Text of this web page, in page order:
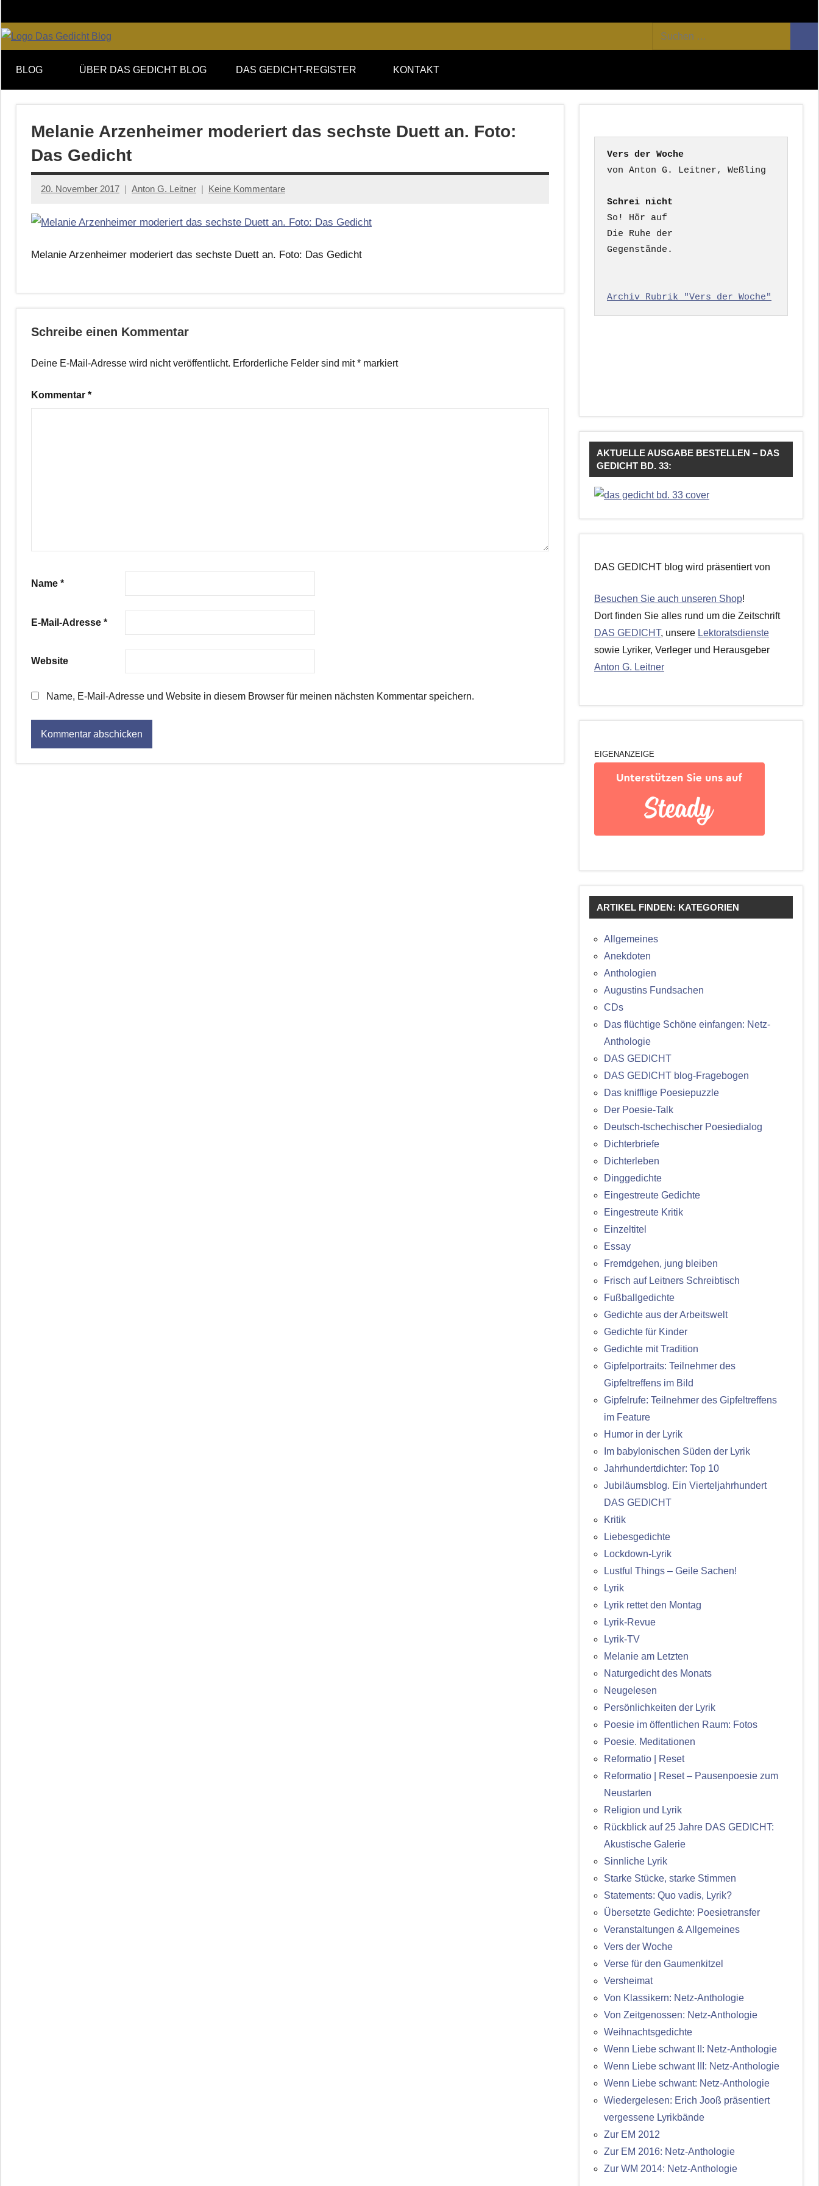
Inhalt
springen
DAS
GEDICHT
blog
von
DAS
GEDICHT.
Zeitschrift
für
Lyrik,
Essay
und
Suchen
nach:
BLOG ÜBER DAS GEDICHT BLOG DAS GEDICHT-REGISTER KONTAKT
Melanie Arzenheimer moderiert das sechste Duett an. Foto:
Das Gedicht
20. November 2017 Anton G. Leitner Keine Kommentare
Melanie Arzenheimer moderiert das sechste Duett an. Foto: Das Gedicht
Schreibe einen Kommentar
Deine E-Mail-Adresse wird nicht veröffentlicht. Erforderliche Felder sind mit* markiert
Kommentar *
Name *
E-Mail-Adresse *
Website
Name, E-Mail-Adresse und Website in diesem Browser für meinen nächsten Kommentar speichern.
Vers der Woche
Schrei nicht
So! Hör auf
Die Ruhe der
Gegenstände.
Archiv Rubrik "Vers der Woche"
AKTUELLE AUSGABE BESTELLEN – DAS
GEDICHT BD. 33:
DAS GEDICHT blog wird präsentiert von
Besuchen Sie auch unseren Shop!
Dort finden Sie alles rund um die Zeitschrift
DAS GEDICHT, unsere Lektoratsdienste
sowie Lyriker, Verleger und Herausgeber
Anton G. Leitner
EIGENANZEIGE
ARTIKEL FINDEN: KATEGORIEN
Allgemeines
Anekdoten
Anthologien
Augustins Fundsachen
CDs
Das flüchtige Schöne einfangen: Netz-
Anthologie
DAS GEDICHT
DAS GEDICHT blog-Fragebogen
Das knifflige Poesiepuzzle
Der Poesie-Talk
Deutsch-tschechischer Poesiedialog
Dichterbriefe
Dichterleben
Dinggedichte
Eingestreute Gedichte
Eingestreute Kritik
Einzeltitel
Essay
Fremdgehen, jung bleiben
Frisch auf Leitners Schreibtisch
Fußballgedichte
Gedichte aus der Arbeitswelt
Gedichte für Kinder
Gedichte mit Tradition
Gipfelportraits: Teilnehmer des
Gipfeltreffens im Bild
Gipfelrufe: Teilnehmer des Gipfeltreffens
im Feature
Humor in der Lyrik
Im babylonischen Süden der Lyrik
Jahrhundertdichter: Top 10
Jubiläumsblog. Ein Vierteljahrhundert
DAS GEDICHT
Kritik
Liebesgedichte
Lockdown-Lyrik
Lustful Things – Geile Sachen!
Lyrik
Lyrik rettet den Montag
Lyrik-Revue
Lyrik-TV
Melanie am Letzten
Naturgedicht des Monats
Neugelesen
Persönlichkeiten der Lyrik
Poesie im öffentlichen Raum: Fotos
Poesie. Meditationen
Reformatio | Reset
Reformatio | Reset – Pausenpoesie zum
Neustarten
Religion und Lyrik
Rückblick auf 25 Jahre DAS GEDICHT:
Akustische Galerie
Sinnliche Lyrik
Starke Stücke, starke Stimmen
Statements: Quo vadis, Lyrik?
Übersetzte Gedichte: Poesietransfer
Veranstaltungen & Allgemeines
Vers der Woche
Verse für den Gaumenkitzel
Versheimat
Von Klassikern: Netz-Anthologie
Von Zeitgenossen: Netz-Anthologie
Weihnachtsgedichte
Wenn Liebe schwant II: Netz-Anthologie
Wenn Liebe schwant III: Netz-Anthologie
Wenn Liebe schwant: Netz-Anthologie
Wiedergelesen: Erich Jooß präsentiert
vergessene Lyrikbände
Zur EM 2012
Zur EM 2016: Netz-Anthologie
Zur WM 2014: Netz-Anthologie